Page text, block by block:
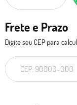
Frete e Prazo
Digite seu CEP para